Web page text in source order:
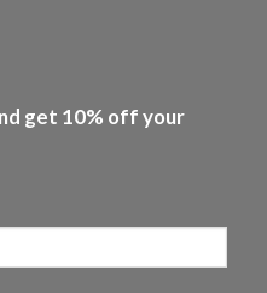
get 10% off your